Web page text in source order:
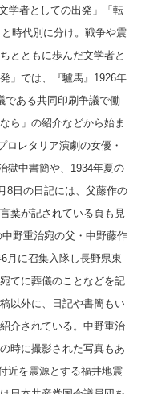
学者としての出発」「転
時代別に分け。戦争や震
とともに歩んだ文学者と
」では、『驢馬』1926年
である共同印刷争議で働
ら」の紹介などから始ま
ロレタリア演劇の女優・
獄中書簡や、1934年夏の
8日の日記には、父藤作の
葉が記されている頁も見
野重治宛の父・中野藤作
月に召集入隊し長野県東
てに葬儀のことなどを記
以外に、日記や書簡もい
介されている。中野重治
時に撮影された写真もあ
近を震源とする福井地震